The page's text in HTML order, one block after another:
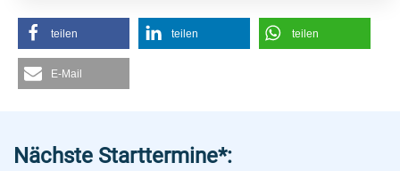
teilen teilen teilen
E-Mail
Nächste Starttermine*: